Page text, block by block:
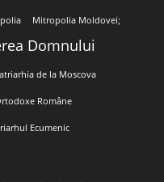
Mitropolia Moldovei;
Domnului
de la Moscova
Române
Ecumenic